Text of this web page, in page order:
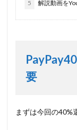
5 解説動画を
要
まずは今回の40%